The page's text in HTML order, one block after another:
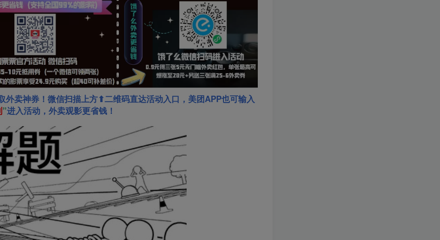
卖神券！微信扫描上方⬆二维码直达活动入口，美团APP也可输入
”进入活动，外卖观影更省钱！